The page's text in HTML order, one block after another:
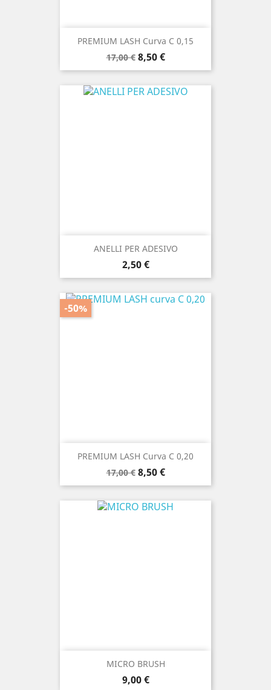
PREMIUM LASH Curva C 0,15
Prezzo
base
17,00 € Prezzo
8,50 €
ANELLI PER ADESIVO
Prezzo
2,50 €
PREMIUM LASH Curva C 0,20
Prezzo
base
17,00 € Prezzo
8,50 €
-50%
MICRO BRUSH
Prezzo
9,00 €